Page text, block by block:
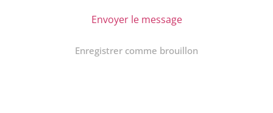
Envoyer le message
Enregistrer comme brouillon